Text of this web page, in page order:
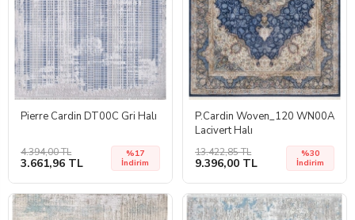
Pierre Cardin DT00C Gri Halı
4.394,00 TL
3.661,96 TL
%17
İndirim
P.Cardin Woven_120 WN00A
Lacivert Halı
13.422,85 TL
9.396,00 TL
%30
İndirim